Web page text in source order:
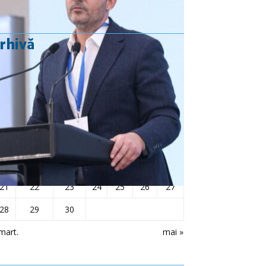
aprilie 2025
Ma Mi D
mai »
1 2 5
6
10 11 12
13
18
20
22 23 24 25 26
27
29 30